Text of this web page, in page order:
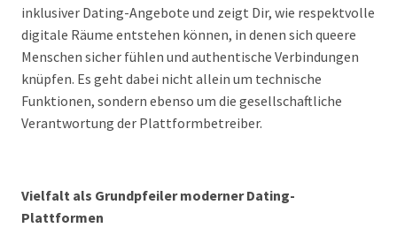
inklusiver Dating-Angebote und zeigt Dir, wie respektvolle
digitale Räume entstehen können, in denen sich queere
Menschen sicher fühlen und authentische Verbindungen
knüpfen. Es geht dabei nicht allein um technische
Funktionen, sondern ebenso um die gesellschaftliche
Verantwortung der Plattformbetreiber.
Vielfalt als Grundpfeiler moderner Dating-
Plattformen